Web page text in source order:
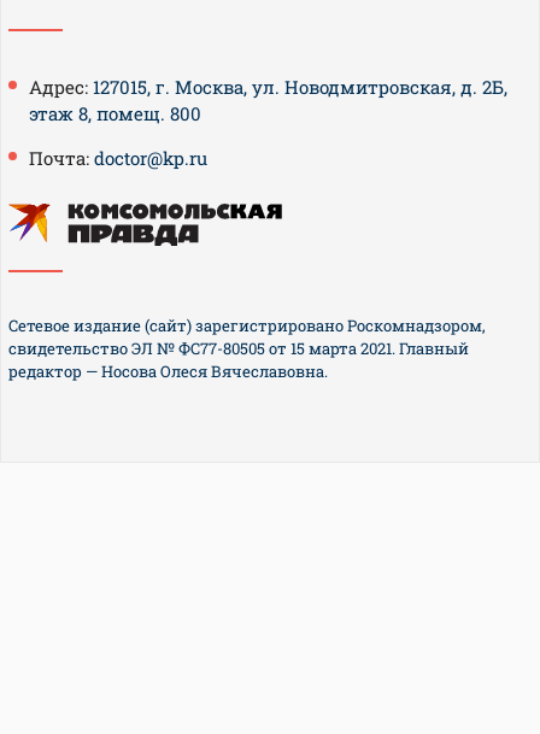
Адрес: 127015, г. Москва, ул. Новодмитровская, д. 2Б,
этаж 8, помещ. 800
Почта: doctor@kp.ru
Сетевое издание (сайт) зарегистрировано Роскомнадзором,
свидетельство ЭЛ № ФС77-80505 от 15 марта 2021. Главный
редактор — Носова Олеся Вячеславовна.